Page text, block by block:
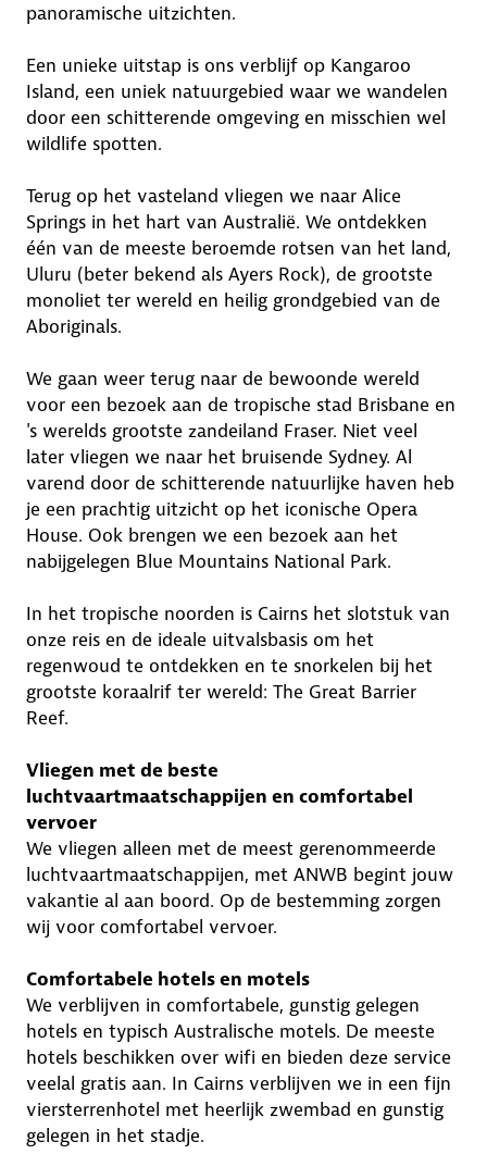
panoramische uitzichten.
Een unieke uitstap is ons verblijf op Kangaroo
Island, een uniek natuurgebied waar we wandelen
door een schitterende omgeving en misschien wel
wildlife spotten.
Terug op het vasteland vliegen we naar Alice
Springs in het hart van Australië. We ontdekken
één van de meeste beroemde rotsen van het land,
Uluru (beter bekend als Ayers Rock), de grootste
monoliet ter wereld en heilig grondgebied van de
Aboriginals.
We gaan weer terug naar de bewoonde wereld
voor een bezoek aan de tropische stad Brisbane en
's werelds grootste zandeiland Fraser. Niet veel
later vliegen we naar het bruisende Sydney. Al
varend door de schitterende natuurlijke haven heb
je een prachtig uitzicht op het iconische Opera
House. Ook brengen we een bezoek aan het
nabijgelegen Blue Mountains National Park.
In het tropische noorden is Cairns het slotstuk van
onze reis en de ideale uitvalsbasis om het
regenwoud te ontdekken en te snorkelen bij het
grootste koraalrif ter wereld: The Great Barrier
Reef.
Vliegen met de beste
luchtvaartmaatschappijen en comfortabel
vervoer
We vliegen alleen met de meest gerenommeerde
luchtvaartmaatschappijen, met ANWB begint jouw
vakantie al aan boord. Op de bestemming zorgen
wij voor comfortabel vervoer.
Comfortabele hotels en motels
We verblijven in comfortabele, gunstig gelegen
hotels en typisch Australische motels. De meeste
hotels beschikken over wifi en bieden deze service
veelal gratis aan. In Cairns verblijven we in een fijn
viersterrenhotel met heerlijk zwembad en gunstig
gelegen in het stadje.